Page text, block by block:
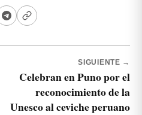
SIGUIENTE →
Celebran en Puno por el
reconocimiento de la
Unesco al ceviche peruano